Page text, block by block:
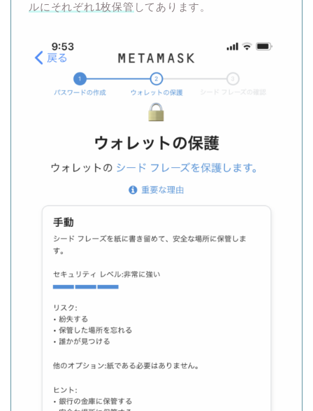
ルにそれぞれ1枚保管 してあります。